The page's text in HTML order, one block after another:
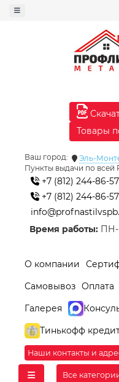
Товары
Ваш город:
Эль-
Пункты выдачи по всей
+7 (812) 244-86-57
+7 (812) 244-86-57
Время работы: ПН-
О компании
Самовывоз Оплата
Галерея
Тинькофф
Наши контакты и
Все